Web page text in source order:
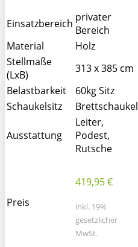
Einsatzbereich privater
Bereich
Material
Holz
Stellmaße
(LxB)
313 x 385 cm
Belastbarkeit
60kg Sitz
Schaukelsitz
Brettschaukel
Ausstattung
Leiter,
Podest,
Rutsche
Preis
419,95 €
inkl. 19%
gesetzlicher
MwSt.